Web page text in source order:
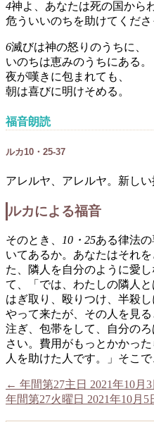
4神よ、あなたは死の国から
危ういいのちを助けてくださ
6滅びは神の怒りのうちに、
いのちは恵みのうちにある。
夜が嘆きに包まれても、
朝は喜びに明けそめる。
福音朗読
ルカ10・25-37
アレルヤ、アレルヤ。新し
ルカによる福音
そのとき、 10・25ある律法
いてあるか。あなたはそれ
た、隣人を自分のように愛し
て、「では、わたしの隣人と
はぎ取り、殴りつけ、半殺し
やって来たが、その人を見
注ぎ、包帯をして、自分の
さい。費用がもっとかかっ
人を助けた人です。」そこ
← 年間第27主日 2021年10月3
年間第27火曜日 2021年10月5